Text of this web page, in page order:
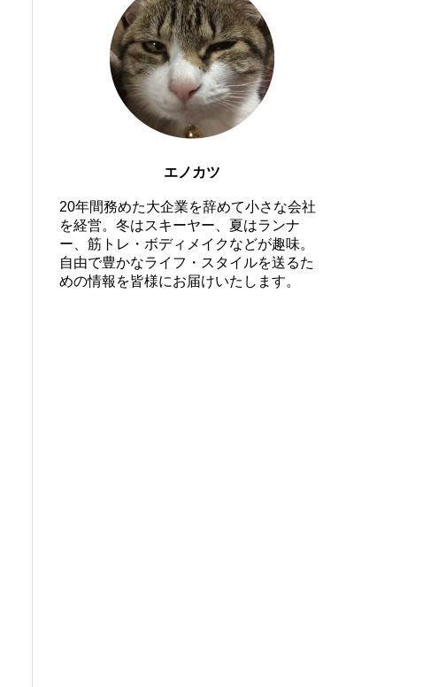
エノカツ
20年間務めた大企業を辞めて小さな会社
を経営。冬はスキーヤー、夏はランナ
ー、筋トレ・ボディメイクなどが趣味。
自由で豊かなライフ・スタイルを送るた
めの情報を皆様にお届けいたします。